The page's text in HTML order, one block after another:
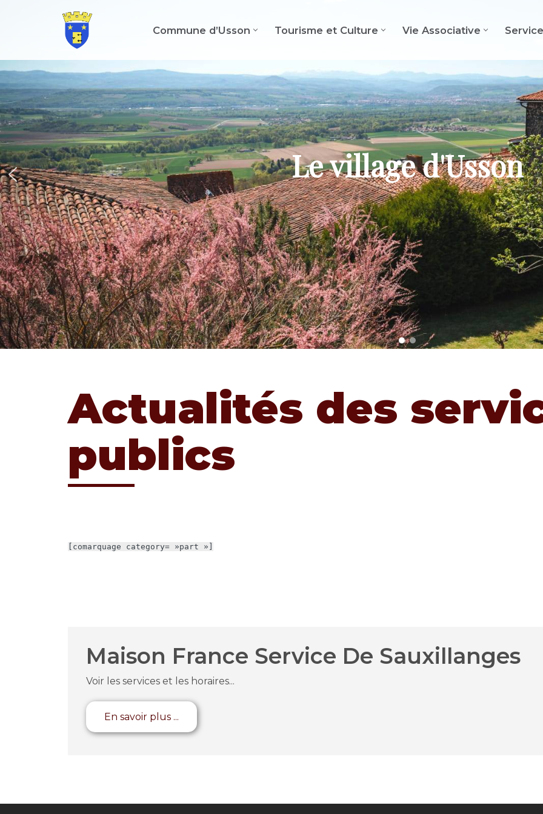
contenu
Commune d’Usson Tourisme et Culture Vie Associative
Le village d'Usson
Actualités des
publics
[comarquage category= »part »]
Maison France Service De Sauxillanges
Voir les services et les horaires...
En savoir plus ...